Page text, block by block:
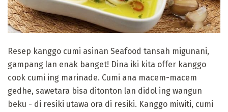
Resep kanggo cumi asinan Seafood tansah migunani,
gampang lan enak banget! Dina iki kita offer kanggo
cook cumi ing marinade. Cumi ana macem-macem
gedhe, sawetara bisa ditonton lan didol ing wangun
beku - di resiki utawa ora di resiki. Kanggo miwiti, cumi